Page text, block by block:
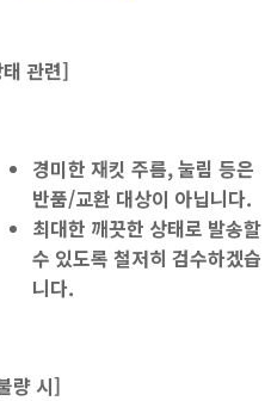
관련]
경미한 재킷 주름, 눌림 등은
반품/교환 대상이 아닙니다.
최대한 깨끗한 상태로 발송할
수 있도록 철저히 검수하겠습
니다.
량 시]